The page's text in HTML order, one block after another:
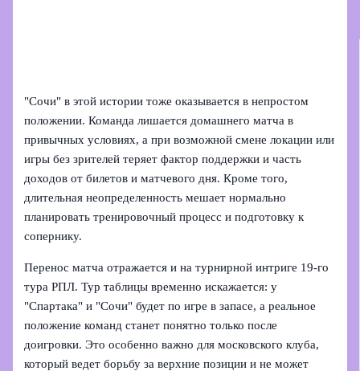
"Сочи" в этой истории тоже оказывается в непростом
положении. Команда лишается домашнего матча в
привычных условиях, а при возможной смене локации или
игры без зрителей теряет фактор поддержки и часть
доходов от билетов и матчевого дня. Кроме того,
длительная неопределенность мешает нормально
планировать тренировочный процесс и подготовку к
сопернику.
Перенос матча отражается и на турнирной интриге 19-го
тура РПЛ. Тур таблицы временно искажается: у
"Спартака" и "Сочи" будет по игре в запасе, а реальное
положение команд станет понятно только после
доигровки. Это особенно важно для московского клуба,
который ведет борьбу за верхние позиции и не может